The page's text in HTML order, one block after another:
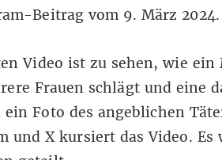
Beitrag vom 9. März 2024.
Video ist zu sehen, wie
Frauen schlägt und eine
Foto des angeblichen
undXkursiert das Video. Es